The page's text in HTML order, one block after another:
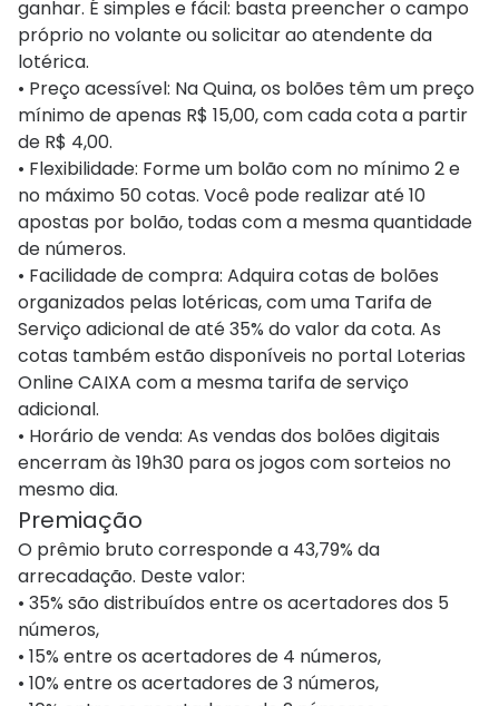
ganhar. É simples e fácil: basta preencher o campo
próprio no volante ou solicitar ao atendente da
lotérica.
• Preço acessível: Na Quina, os bolões têm um preço
mínimo de apenas R$ 15,00, com cada cota a partir
de R$ 4,00.
• Flexibilidade: Forme um bolão com no mínimo 2 e
no máximo 50 cotas. Você pode realizar até 10
apostas por bolão, todas com a mesma quantidade
de números.
• Facilidade de compra: Adquira cotas de bolões
organizados pelas lotéricas, com uma Tarifa de
Serviço adicional de até 35% do valor da cota. As
cotas também estão disponíveis no portal Loterias
Online CAIXA com a mesma tarifa de serviço
adicional.
• Horário de venda: As vendas dos bolões digitais
encerram às 19h30 para os jogos com sorteios no
mesmo dia.
Premiação
O prêmio bruto corresponde a 43,79% da
arrecadação. Deste valor:
• 35% são distribuídos entre os acertadores dos 5
números,
• 15% entre os acertadores de 4 números,
• 10% entre os acertadores de 3 números,